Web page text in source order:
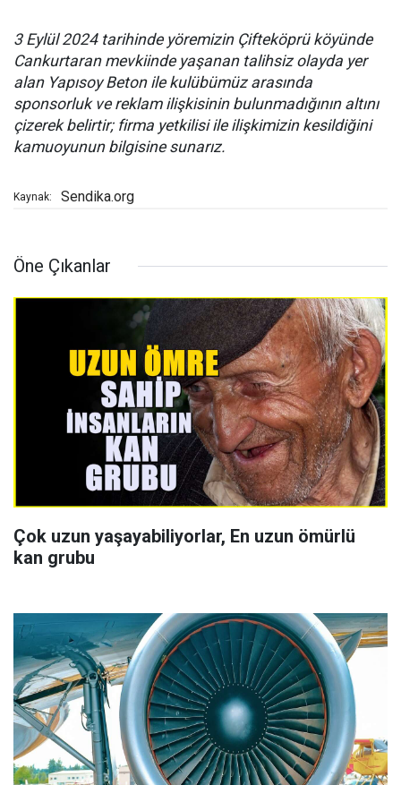
3 Eylül 2024 tarihinde yöremizin Çifteköprü köyünde
Cankurtaran mevkiinde yaşanan talihsiz olayda yer
alan Yapısoy Beton ile kulübümüz arasında
sponsorluk ve reklam ilişkisinin bulunmadığının altını
çizerek belirtir; firma yetkilisi ile ilişkimizin kesildiğini
kamuoyunun bilgisine sunarız.
Kaynak: Sendika.org
Öne Çıkanlar
Çok uzun yaşayabiliyorlar, En uzun ömürlü
kan grubu